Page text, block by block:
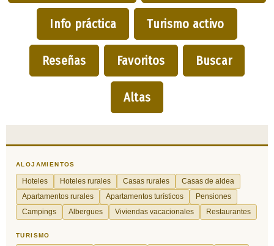
Info práctica Turismo activo
Reseñas Favoritos Buscar
Altas